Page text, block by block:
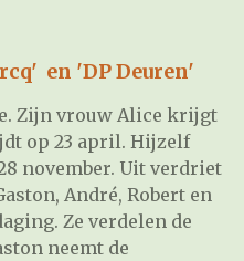
en 'DP Deuren'
Zijn vrouw Alice krijgt
op 23 april. Hijzelf
november. Uit verdriet
André, Robert en
Ze verdelen de
neemt de